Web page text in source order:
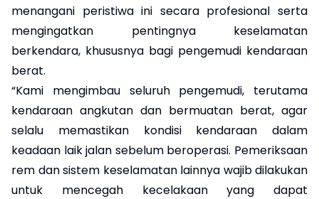
menangani peristiwa ini secara profesional serta
mengingatkan pentingnya keselamatan
berkendara, khususnya bagi pengemudi kendaraan
berat.
“Kami mengimbau seluruh pengemudi, terutama
kendaraan angkutan dan bermuatan berat, agar
selalu memastikan kondisi kendaraan dalam
keadaan laik jalan sebelum beroperasi. Pemeriksaan
rem dan sistem keselamatan lainnya wajib dilakukan
untuk mencegah kecelakaan yang dapat